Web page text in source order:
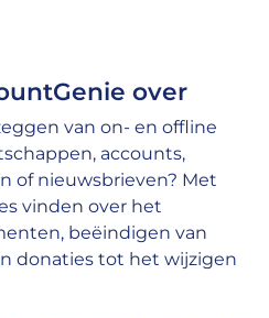
over
van on- en offline
accounts,
of nieuwsbrieven? Met
vinden over het
beëindigen van
donaties tot het wijzigen